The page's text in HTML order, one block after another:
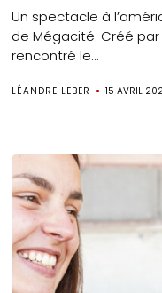
Un spectacle à
de Mégacité. Créé
rencontré le...
LÉANDRE LEBER 15 AVRIL